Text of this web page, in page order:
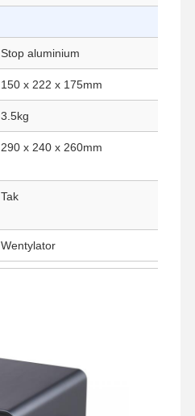
Stop aluminium
150 x 222 x 175mm
3.5kg
290 x 240 x 260mm
Tak
Wentylator